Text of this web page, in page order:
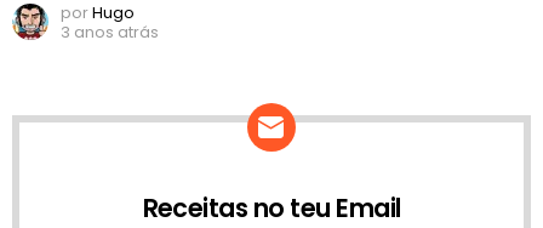
porHugo
3 anos atrás
Receitas no teu Email